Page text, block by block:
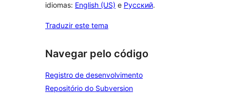
idiomas: English (US) e Русский.
Traduzir este tema
Navegar pelo código
Registro de desenvolvimento
Repositório do Subversion